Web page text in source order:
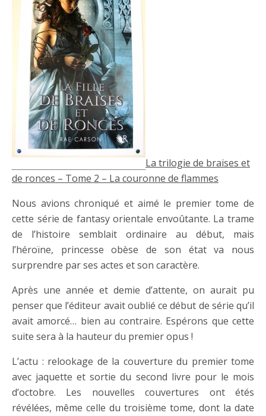
La trilogie de braises et
de ronces – Tome 2 – La couronne de flammes
Nous avions chroniqué et aimé le premier tome de
cette série de fantasy orientale envoûtante. La trame
de l’histoire semblait ordinaire au début, mais
l’héroïne, princesse obèse de son état va nous
surprendre par ses actes et son caractère.
Après une année et demie d’attente, on aurait pu
penser que l’éditeur avait oublié ce début de série qu’il
avait amorcé… bien au contraire. Espérons que cette
suite sera à la hauteur du premier opus !
L’actu : relookage de la couverture du premier tome
avec jaquette et sortie du second livre pour le mois
d’octobre. Les nouvelles couvertures ont étés
révélées, même celle du troisième tome, dont la date